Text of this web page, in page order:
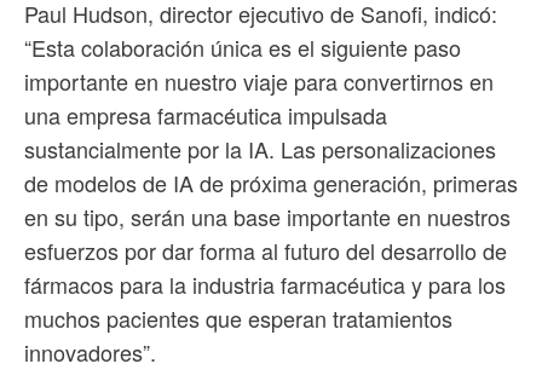
Paul Hudson, director ejecutivo de Sanofi, indicó:
“Esta colaboración única es el siguiente paso
importante en nuestro viaje para convertirnos en
una empresa farmacéutica impulsada
sustancialmente por la IA. Las personalizaciones
de modelos de IA de próxima generación, primeras
en su tipo, serán una base importante en nuestros
esfuerzos por dar forma al futuro del desarrollo de
fármacos para la industria farmacéutica y para los
muchos pacientes que esperan tratamientos
innovadores”.